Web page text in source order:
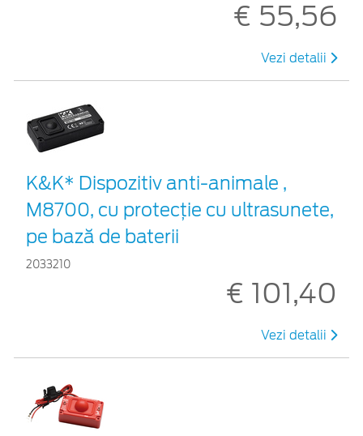
€ 55,56
Vezi detalii
K&K* Dispozitiv anti-animale ,
M8700, cu protecție cu ultrasunete,
pe bază de baterii
2033210
€ 101,40
Vezi detalii